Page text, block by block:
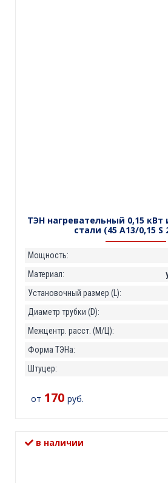
ТЭН нагревательный 0,15 кВт
стали (45 А13/0,15 S
Мощность:
Материал:
Установочный размер (L):
Диаметр трубки (D):
Межцентр. расст. (М/Ц):
Форма ТЭНа:
Штуцер:
от 170 руб.
в наличии